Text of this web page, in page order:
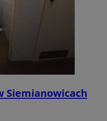
Siemianowicach